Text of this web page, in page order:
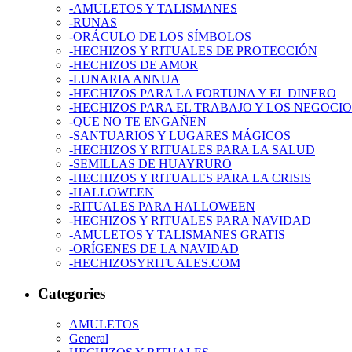
-AMULETOS Y TALISMANES
-RUNAS
-ORÁCULO DE LOS SÍMBOLOS
-HECHIZOS Y RITUALES DE PROTECCIÓN
-HECHIZOS DE AMOR
-LUNARIA ANNUA
-HECHIZOS PARA LA FORTUNA Y EL DINERO
-HECHIZOS PARA EL TRABAJO Y LOS
-QUE NO TE ENGAÑEN
-SANTUARIOS Y LUGARES MÁGICOS
-HECHIZOS Y RITUALES PARA LA SALUD
-SEMILLAS DE HUAYRURO
-HECHIZOS Y RITUALES PARA LA CRISIS
-HALLOWEEN
-RITUALES PARA HALLOWEEN
-HECHIZOS Y RITUALES PARA NAVIDAD
-AMULETOS Y TALISMANES GRATIS
-ORÍGENES DE LA NAVIDAD
-HECHIZOSYRITUALES.COM
Categories
AMULETOS
General